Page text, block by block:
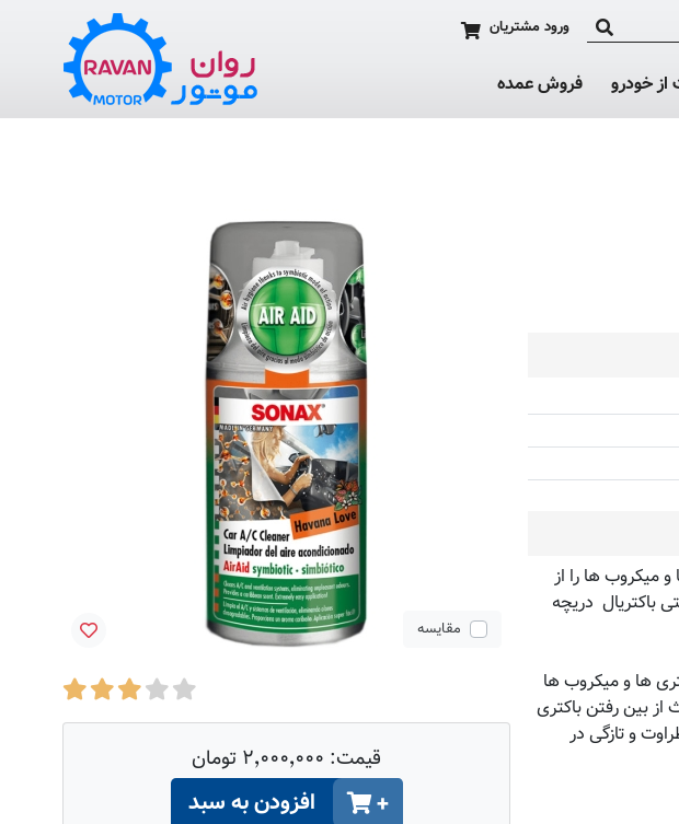
ورود مشتریان
از خودرو فروش عمده
مقایسه
قیمت: ۲٬۰۰۰٬۰۰۰ تومان
+ افزودن به سبد
میکروب ها را از
باکتریال دریچه
ها و میکروب ها
بین رفتن باکتری
و تازگی در